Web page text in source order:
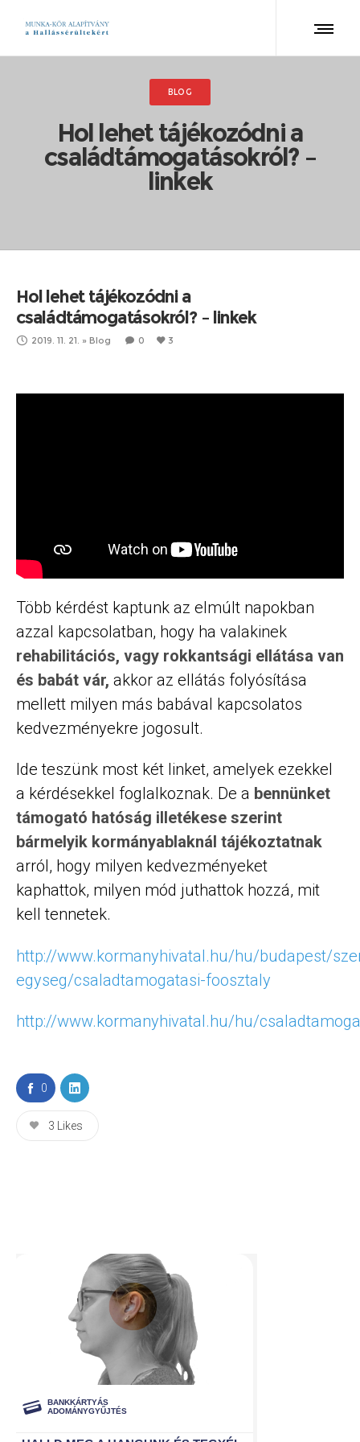
BLOG
Hol lehet tájékozódni a
családtámogatásokról? –
linkek
Hol lehet tájékozódni a
családtámogatásokról? – linkek
2019. 11. 21. » Blog 0 3
Több kérdést kaptunk az elmúlt napokban
azzal kapcsolatban, hogy ha valakinek
rehabilitációs, vagy rokkantsági ellátása van
és babát vár, akkor az ellátás folyósítása
mellett milyen más babával kapcsolatos
kedvezményekre jogosult.
Ide teszünk most két linket, amelyek ezekkel
a kérdésekkel foglalkoznak. De a bennünket
támogató hatóság illetékese szerint
bármelyik kormányablaknál tájékoztatnak
arról, hogy milyen kedvezményeket
kaphattok, milyen mód juthattok hozzá, mit
kell tennetek.
http://www.kormanyhivatal.hu/hu/budapest/
egyseg/csaladtamogatasi-foosztaly
http://www.kormanyhivatal.hu/hu/
0
3 Likes